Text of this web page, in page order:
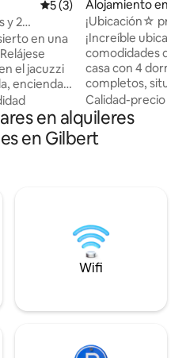
Calificación promedio: 5
5 (3)
y 2
en una
el jacuzzi
encienda
en la isla,
del ping-
cada
con
de trabajo
Alojamiento en
¡Ubicación☆
hockey,
¡Increíble
comodidades de
casa con 4
completos,
tranquila. Cerca
tiendas,
Sala de cine con
definición de
de streaming ✔
juguetes ✔
blanda ↓↓¡Más
Calidad-precio
en alquileres
en Gilbert
Wifi